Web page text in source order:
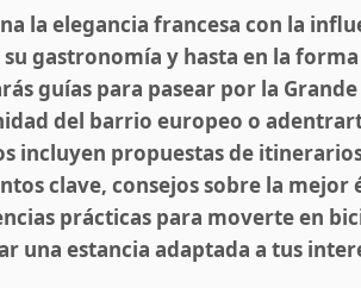
la elegancia francesa con la
gastronomía y hasta en la
guías para pasear por la
del barrio europeo o
incluyen propuestas de
clave, consejos sobre la
prácticas para moverte en
una estancia adaptada a tus